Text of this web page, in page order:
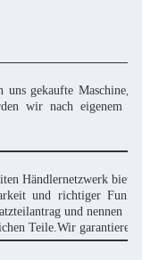
uns gekaufte Maschine,
wir nach eigenem
Händlernetzwerk
und richtiger
und nennen
Teile.Wir